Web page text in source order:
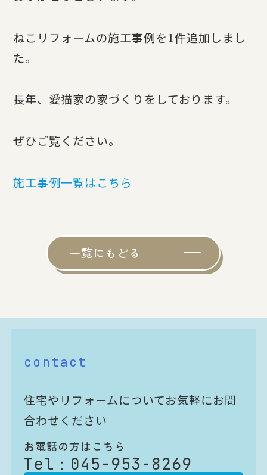
ねこリフォームの施工事例を1件追加しまし
た。
長年、愛猫家の家づくりをしております。
ぜひご覧ください。
施工事例一覧はこちら
一覧にもどる
contact
住宅やリフォームについてお気軽にお問
合わせください
お電話の方はこちら
Tel： 045-953-8269